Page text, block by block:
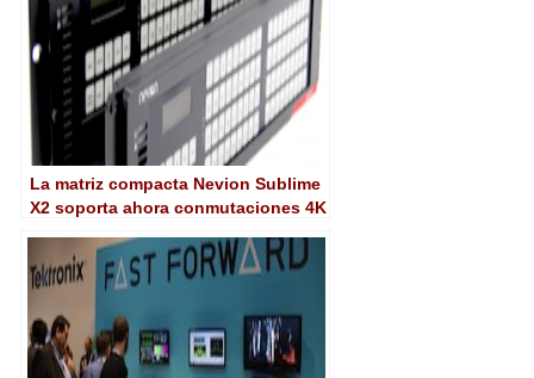
La matriz compacta Nevion Sublime
X2 soporta ahora conmutaciones 4K